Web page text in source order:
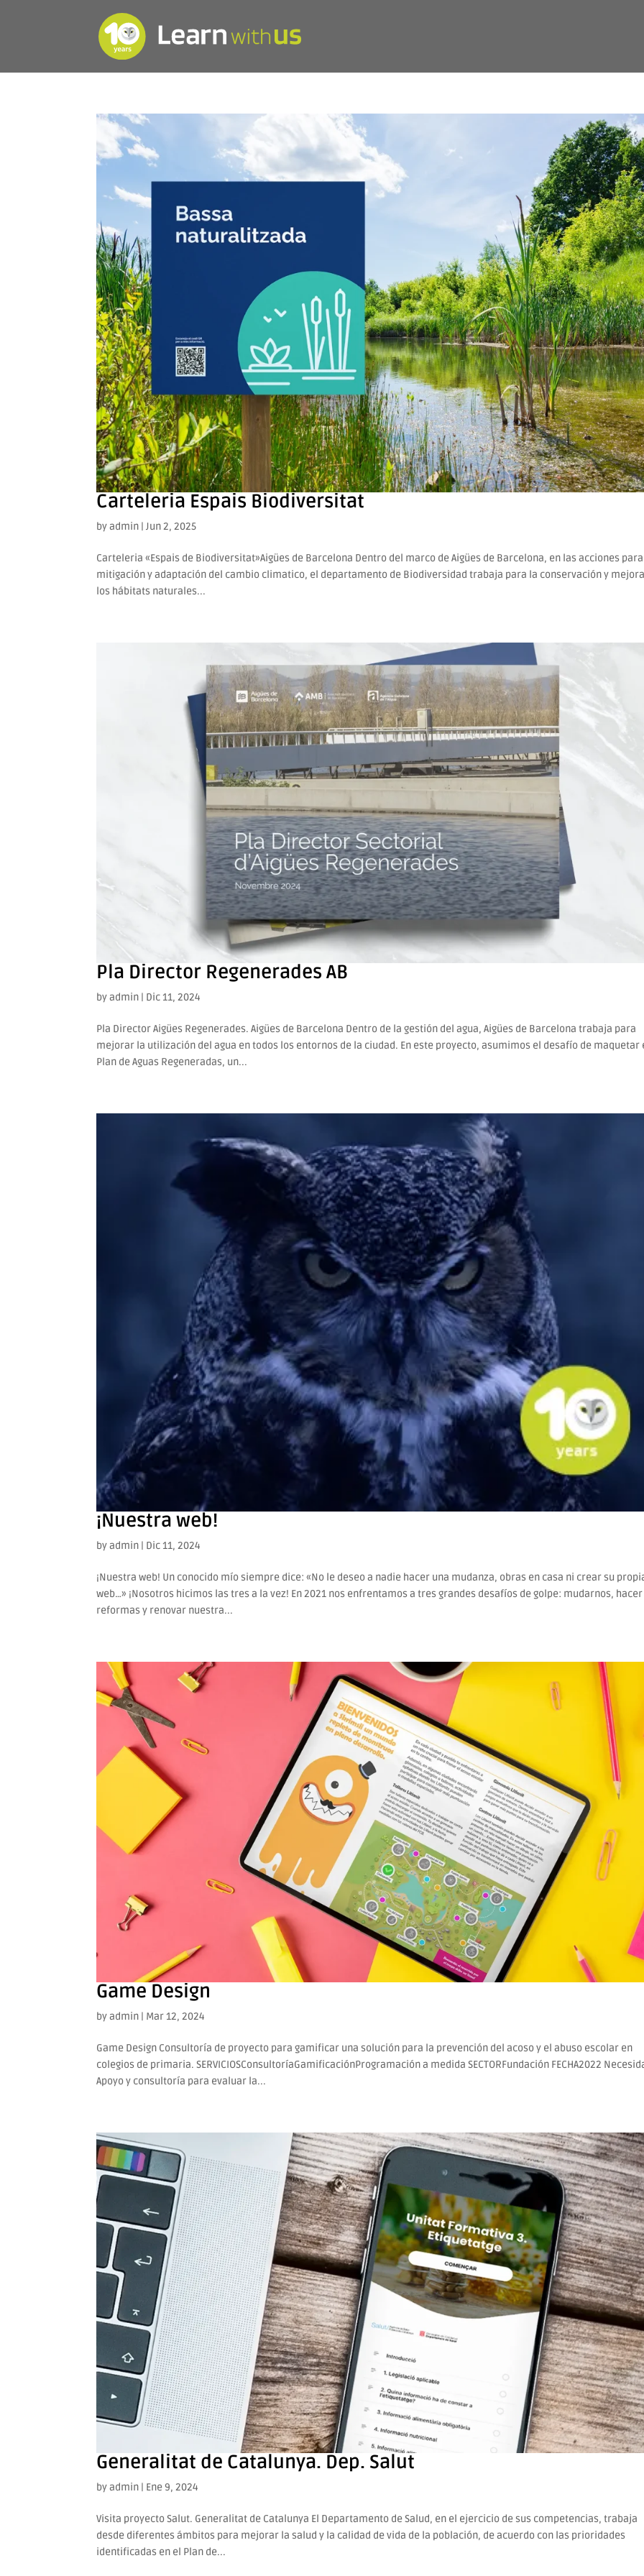
Carteleria Espais Biodiversitat
byadmin |Jun 2, 2025
Carteleria «Espais de Biodiversitat»Aigües de Barcelona Dentro del marco de Aigües de Barcelona, en las acciones
mitigación y adaptación del cambio climatico, el departamento de Biodiversidad trabaja para la conservación y
los hábitats naturales...
Pla Director Regenerades AB
byadmin | Dic 11, 2024
Pla Director Aigües Regenerades. Aigües de Barcelona Dentro de la gestión del agua, Aigües de Barcelona trabaja para
mejorar la utilización del agua en todos los entornos de la ciudad. En este proyecto, asumimos el desafío de maquetar
Plan de Aguas Regeneradas, un...
¡Nuestra web!
byadmin Dic 11, 2024
¡Nuestra web! Un conocido mío siempre dice: «No le deseo a nadie hacer una mudanza, obras en casa ni crear su
web…» ¡Nosotros hicimos las tres a la vez! En 2021 nos enfrentamos a tres grandes desafíos de golpe: mudarnos, hacer
reformas y renovar nuestra...
Game Design
byadmin | Mar 12, 2024
Game Design Consultoría de proyecto para gamificar una solución para la prevención del acoso y el abuso escolar en
colegios de primaria. SERVICIOSConsultoríaGamificaciónProgramación a medida SECTORFundación FECHA2022
Apoyo y consultoría para evaluar la...
Generalitat de Catalunya. Dep. Salut
byadmin | Ene 9, 2024
Visita proyecto Salut. Generalitat de Catalunya El Departamento de Salud, en el ejercicio de sus competencias, trabaja
desde diferentes ámbitos para mejorar la salud y la calidad de vida de la población, de acuerdo con las prioridades
identificadas en el Plan de...